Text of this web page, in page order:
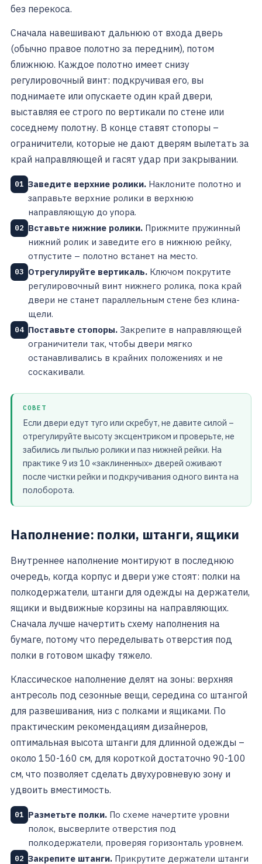
без перекоса.
Сначала навешивают дальнюю от входа дверь
(обычно правое полотно за передним), потом
ближнюю. Каждое полотно имеет снизу
регулировочный винт: подкручивая его, вы
поднимаете или опускаете один край двери,
выставляя ее строго по вертикали по стене или
соседнему полотну. В конце ставят стопоры –
ограничители, которые не дают дверям вылетать за
край направляющей и гасят удар при закрывании.
01 Заведите верхние ролики. Наклоните полотно и
заправьте верхние ролики в верхнюю
направляющую до упора.
02 Вставьте нижние ролики. Прижмите пружинный
нижний ролик и заведите его в нижнюю рейку,
отпустите – полотно встанет на место.
03 Отрегулируйте вертикаль. Ключом покрутите
регулировочный винт нижнего ролика, пока край
двери не станет параллельным стене без клина-
щели.
04 Поставьте стопоры. Закрепите в направляющей
ограничители так, чтобы двери мягко
останавливались в крайних положениях и не
соскакивали.
СОВЕТ
Если двери едут туго или скребут, не давите силой –
отрегулируйте высоту эксцентриком и проверьте, не
забились ли пылью ролики и паз нижней рейки. На
практике 9 из 10 «заклиненных» дверей оживают
после чистки рейки и подкручивания одного винта на
полоборота.
Наполнение: полки, штанги, ящики
Внутреннее наполнение монтируют в последнюю
очередь, когда корпус и двери уже стоят: полки на
полкодержатели, штанги для одежды на держатели,
ящики и выдвижные корзины на направляющих.
Сначала лучше начертить схему наполнения на
бумаге, потому что переделывать отверстия под
полки в готовом шкафу тяжело.
Классическое наполнение делят на зоны: верхняя
антресоль под сезонные вещи, середина со штангой
для развешивания, низ с полками и ящиками. По
практическим рекомендациям дизайнеров,
оптимальная высота штанги для длинной одежды –
около 150-160 см, для короткой достаточно 90-100
см, что позволяет сделать двухуровневую зону и
удвоить вместимость.
01 Разметьте полки. По схеме начертите уровни
полок, высверлите отверстия под
полкодержатели, проверяя горизонталь уровнем.
02 Закрепите штанги. Прикрутите держатели штанги